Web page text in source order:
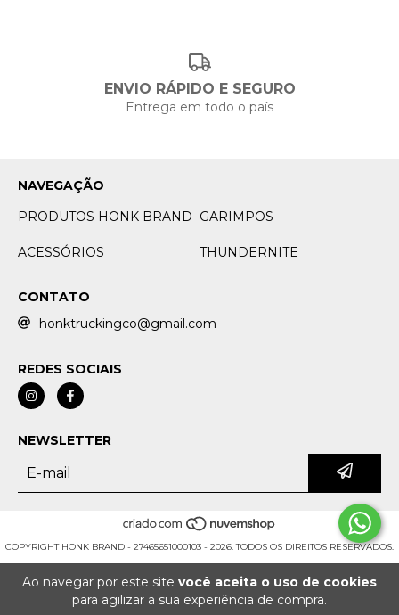
Ao navegar por este site você aceita o uso de cookies
para agilizar a sua experiência de compra.
ENVIO RÁPIDO E SEGURO
Entrega em todo o país
NAVEGAÇÃO
PRODUTOS HONK BRAND GARIMPOS
ACESSÓRIOS THUNDERNITE
CONTATO
honktruckingco@gmail.com
REDES SOCIAIS
NEWSLETTER
COPYRIGHT HONK BRAND - 27465651000103 - 2026. TODOS OS DIREITOS RESERVADOS.